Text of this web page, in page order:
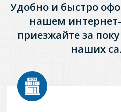
Удобно и быстро
нашем
приезжайте за
наших